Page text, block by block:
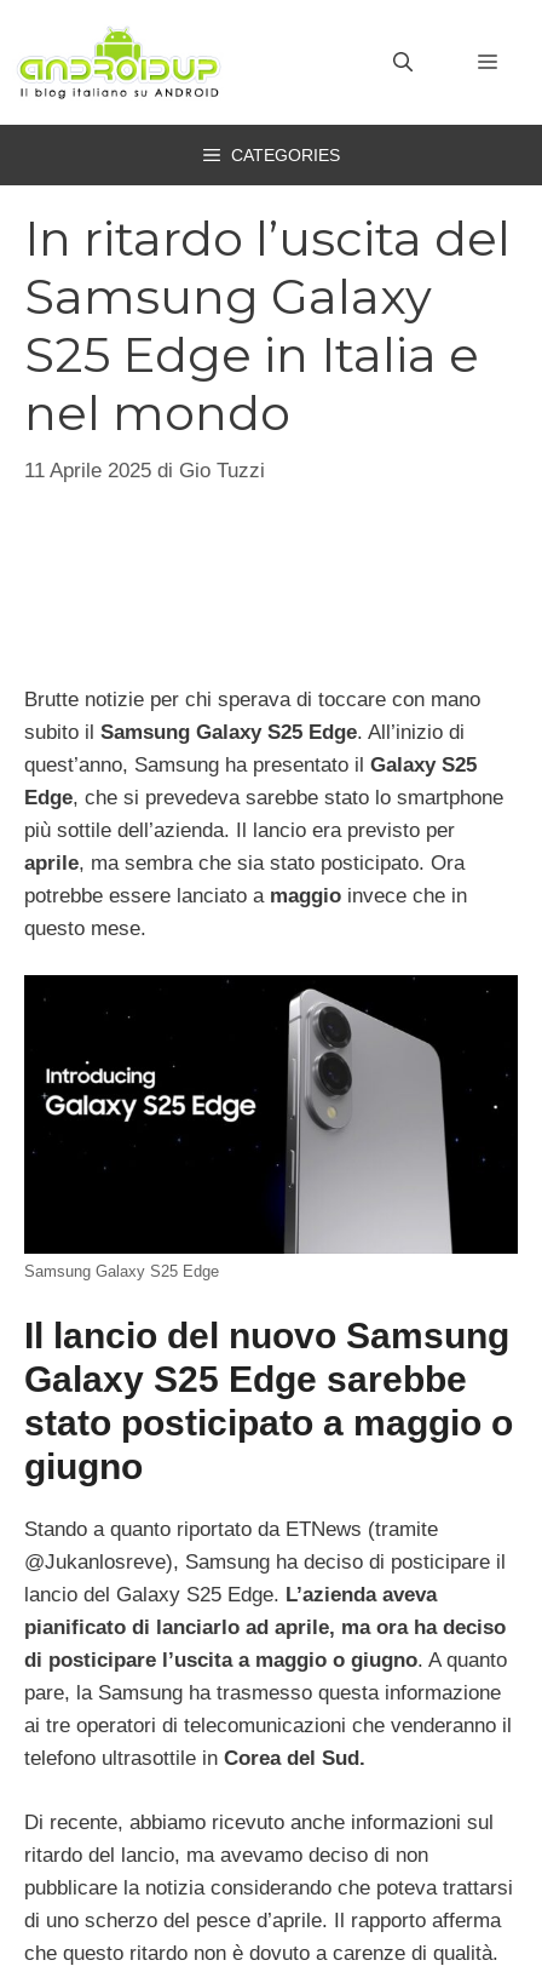
contenuto
CATEGORIES
In ritardo l’uscita del
Samsung Galaxy
S25 Edge in Italia e
nel mondo
11 Aprile 2025 di Gio Tuzzi
Brutte notizie per chi sperava di toccare con mano
subito il Samsung Galaxy S25 Edge. All’inizio di
quest’anno, Samsung ha presentato il Galaxy S25
Edge, che si prevedeva sarebbe stato lo smartphone
più sottile dell’azienda. Il lancio era previsto per
aprile, ma sembra che sia stato posticipato. Ora
potrebbe essere lanciato a maggio invece che in
questo mese.
Samsung Galaxy S25 Edge
Il lancio del nuovo Samsung
Galaxy S25 Edge sarebbe
stato posticipato a maggio o
giugno
Stando a quanto riportato da ETNews (tramite
@Jukanlosreve), Samsung ha deciso di posticipare il
lancio del Galaxy S25 Edge. L’azienda aveva
pianificato di lanciarlo ad aprile, ma ora ha deciso
di posticipare l’uscita a maggio o giugno. A quanto
pare, la Samsung ha trasmesso questa informazione
ai tre operatori di telecomunicazioni che venderanno il
telefono ultrasottile in Corea del Sud.
Di recente, abbiamo ricevuto anche informazioni sul
ritardo del lancio, ma avevamo deciso di non
pubblicare la notizia considerando che poteva trattarsi
di uno scherzo del pesce d’aprile. Il rapporto afferma
che questo ritardo non è dovuto a carenze di qualità.